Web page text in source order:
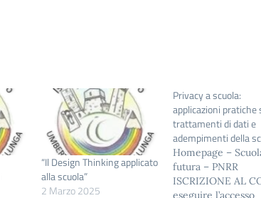
“Il Design Thinking applicato
alla scuola”
2 Marzo 2025
Privacy a scuola:
applicazioni pratiche
trattamenti di dati e
adempimenti della
Homepage –
futura – PNRR
ISCRIZIONE AL
eseguire l’accesso